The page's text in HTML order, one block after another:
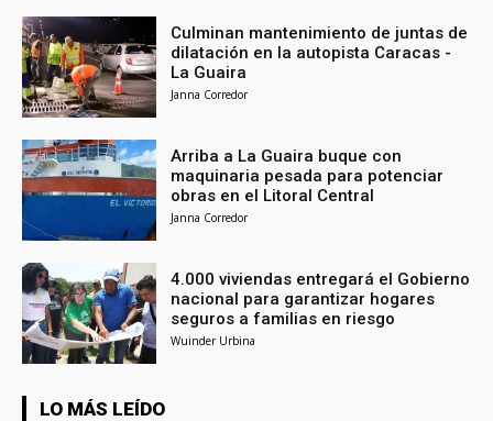
Culminan mantenimiento de juntas de
dilatación en la autopista Caracas -
La Guaira
Janna Corredor
Arriba a La Guaira buque con
maquinaria pesada para potenciar
obras en el Litoral Central
Janna Corredor
4.000 viviendas entregará el Gobierno
nacional para garantizar hogares
seguros a familias en riesgo
Wuinder Urbina
LO MÁS LEÍDO